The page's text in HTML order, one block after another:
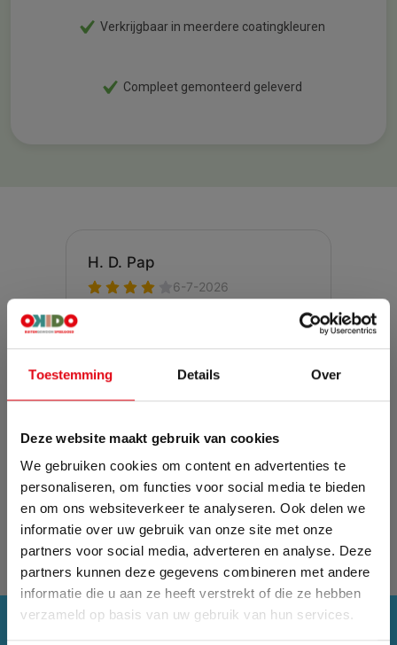
Toestemming Details Over
Deze website maakt gebruik van cookies
We gebruiken cookies om content en advertenties te
personaliseren, om functies voor social media te bieden
en om ons websiteverkeer te analyseren. Ook delen we
informatie over uw gebruik van onze site met onze
partners voor social media, adverteren en analyse. Deze
partners kunnen deze gegevens combineren met andere
informatie die u aan ze heeft verstrekt of die ze hebben
verzameld op basis van uw gebruik van hun services.
Zomervakantie
Verkrijgbaar in meerdere coatingkleuren
Compleet gemonteerd geleverd